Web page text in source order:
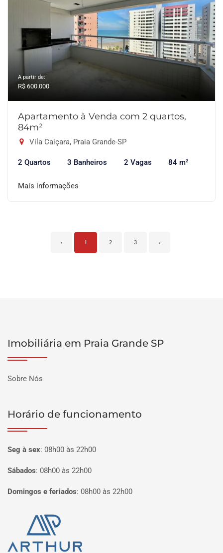
A partir de:
R$ 600.000
Apartamento à Venda com 2 quartos,
84m²
Vila Caiçara, Praia Grande-SP
2 Quartos 3 Banheiros 2 Vagas 84 m²
Mais informações
‹ 1 2 3 ›
Imobiliária em Praia Grande SP
Sobre Nós
Horário de funcionamento
Seg à sex: 08h00 às 22h00
Sábados: 08h00 às 22h00
Domingos e feriados: 08h00 às 22h00
Página inicial